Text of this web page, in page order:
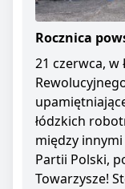
Rocznica
21 czerwca, w
łódzkich
między
Partii Polski,
Towarzysze!